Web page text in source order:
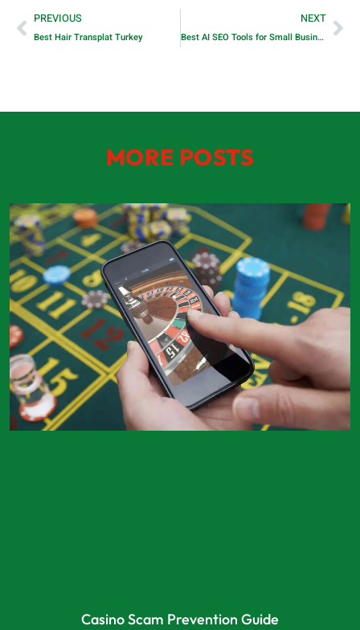
PREVIOUS
Best Hair Transplat Turkey
NEXT
Best AI SEO Tools for Small Businesses that help them grow traffic faster in 2026
MORE POSTS
Casino Scam Prevention Guide